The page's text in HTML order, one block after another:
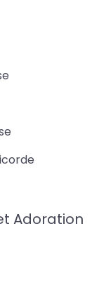
Adoration